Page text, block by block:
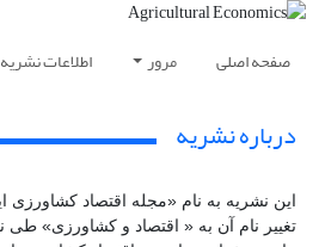
صفحه اصلی مرور اطلاعات نشریه
درباره نشریه